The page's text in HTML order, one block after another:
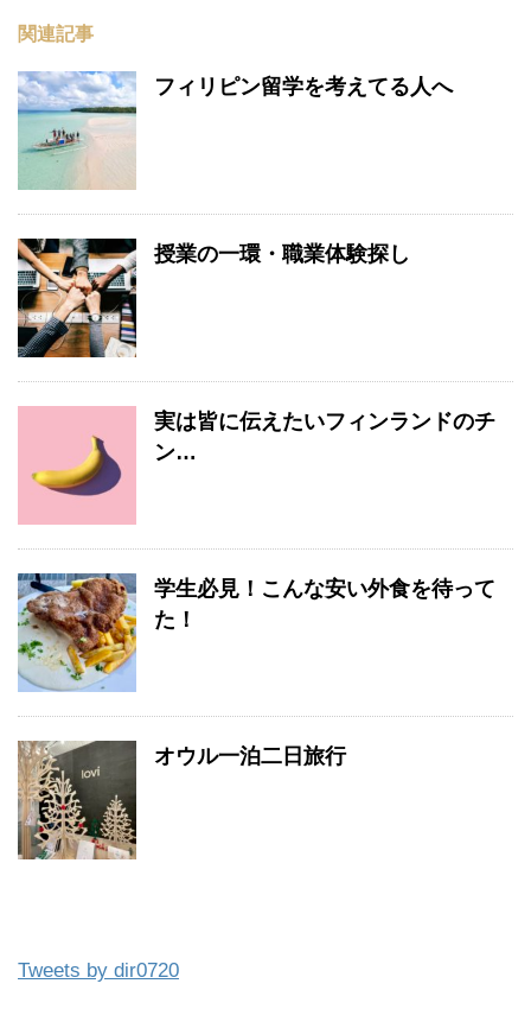
関連記事
フィリピン留学を考えてる人へ
授業の一環・職業体験探し
実は皆に伝えたいフィンランドのチ
ン…
学生必見！こんな安い外食を待って
た！
オウル一泊二日旅行
Tweets by dir0720